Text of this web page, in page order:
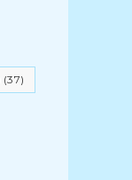
(37)